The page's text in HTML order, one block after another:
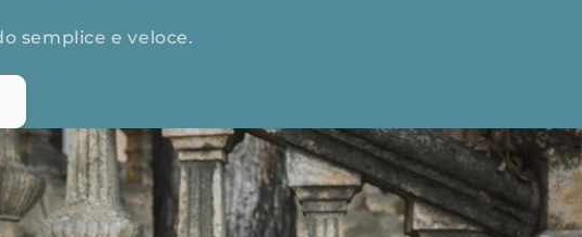
semplice e veloce.